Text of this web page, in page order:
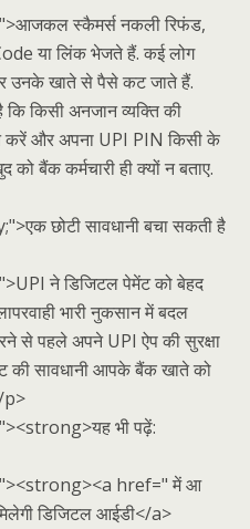
स्कैमर्स नकली रिफंड,
या लिंक भेजते हैं. कई लोग
उनके खाते से पैसे कट जाते हैं.
कि किसी अनजान व्यक्ति की
और अपना UPI PIN किसी के
बैंक कर्मचारी ही क्यों न बताए.
छोटी सावधानी बचा सकती है
ने डिजिटल पेमेंट को बेहद
भारी नुकसान में बदल
से पहले अपने UPI ऐप की सुरक्षा
की सावधानी आपके बैंक खाते को
p>
भी पढ़ें:
href=" में आ
डिजिटल आईडी</a>